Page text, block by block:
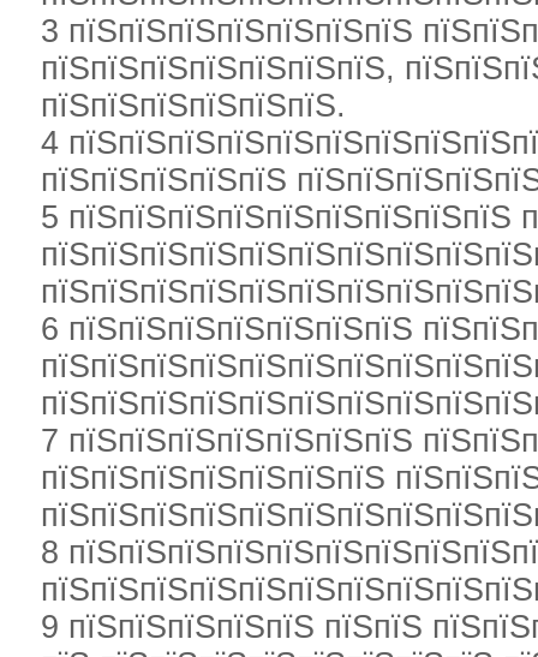
3 пїЅпїЅпїЅпїЅпїЅпїЅпїЅ
пїЅпїЅпїЅпїЅпїЅпїЅпїЅ,
пїЅпїЅпїЅпїЅпїЅпїЅ.
4
пїЅпїЅпїЅпїЅпїЅ
5 пїЅпїЅпїЅпїЅпїЅпїЅпїЅпїЅпїЅ
6 пїЅпїЅпїЅпїЅпїЅпїЅпїЅ
7 пїЅпїЅпїЅпїЅпїЅпїЅпїЅ
пїЅпїЅпїЅпїЅпїЅпїЅпїЅ
8
9 пїЅпїЅпїЅпїЅпїЅ пїЅпїЅ